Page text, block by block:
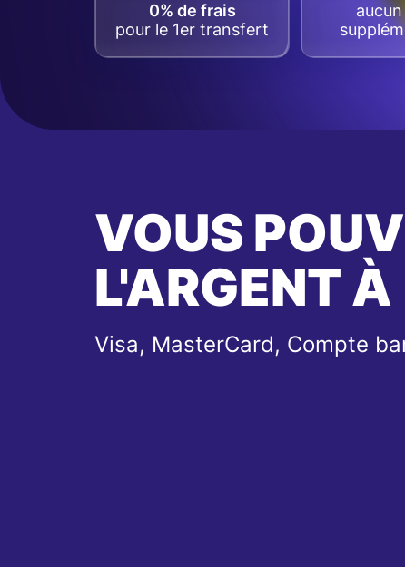
0% de frais
pour le 1er transfert
VOUS
L'ARGENT À
Visa, MasterCard, Compte